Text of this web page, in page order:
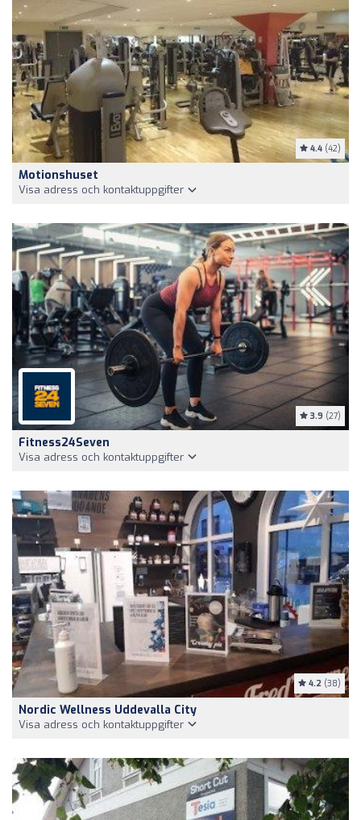
4.4 (42)
Motionshuset
Visa adress och kontaktuppgifter
3.9 (27)
Fitness24Seven
Visa adress och kontaktuppgifter
4.2 (38)
Nordic Wellness Uddevalla City
Visa adress och kontaktuppgifter